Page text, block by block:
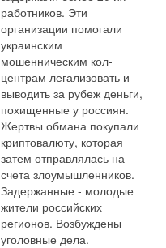
работников. Эти
организации помогали
украинским
мошенническим кол-
центрам легализовать и
выводить за рубеж деньги,
похищенные у россиян.
Жертвы обмана покупали
криптовалюту, которая
затем отправлялась на
счета злоумышленников.
Задержанные - молодые
жители российских
регионов. Возбуждены
уголовные дела.